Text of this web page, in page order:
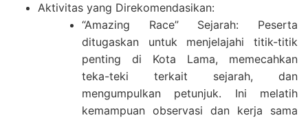
Aktivitas yang Direkomendasikan:
“Amazing Race” Sejarah: Peserta
ditugaskan untuk menjelajahi titik-titik
penting di Kota Lama, memecahkan
teka-teki terkait sejarah, dan
mengumpulkan petunjuk. Ini melatih
kemampuan observasi dan kerja sama